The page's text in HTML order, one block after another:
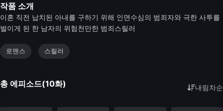
작품 소개
이혼 직전 납치된 아내를 구하기 위해 인면수심의 범죄자와 극한 사투를
벌이게 된 한 남자의 위험천만한 범죄스릴러
로맨스 스릴러
총 에피소드(10화) 내림차순